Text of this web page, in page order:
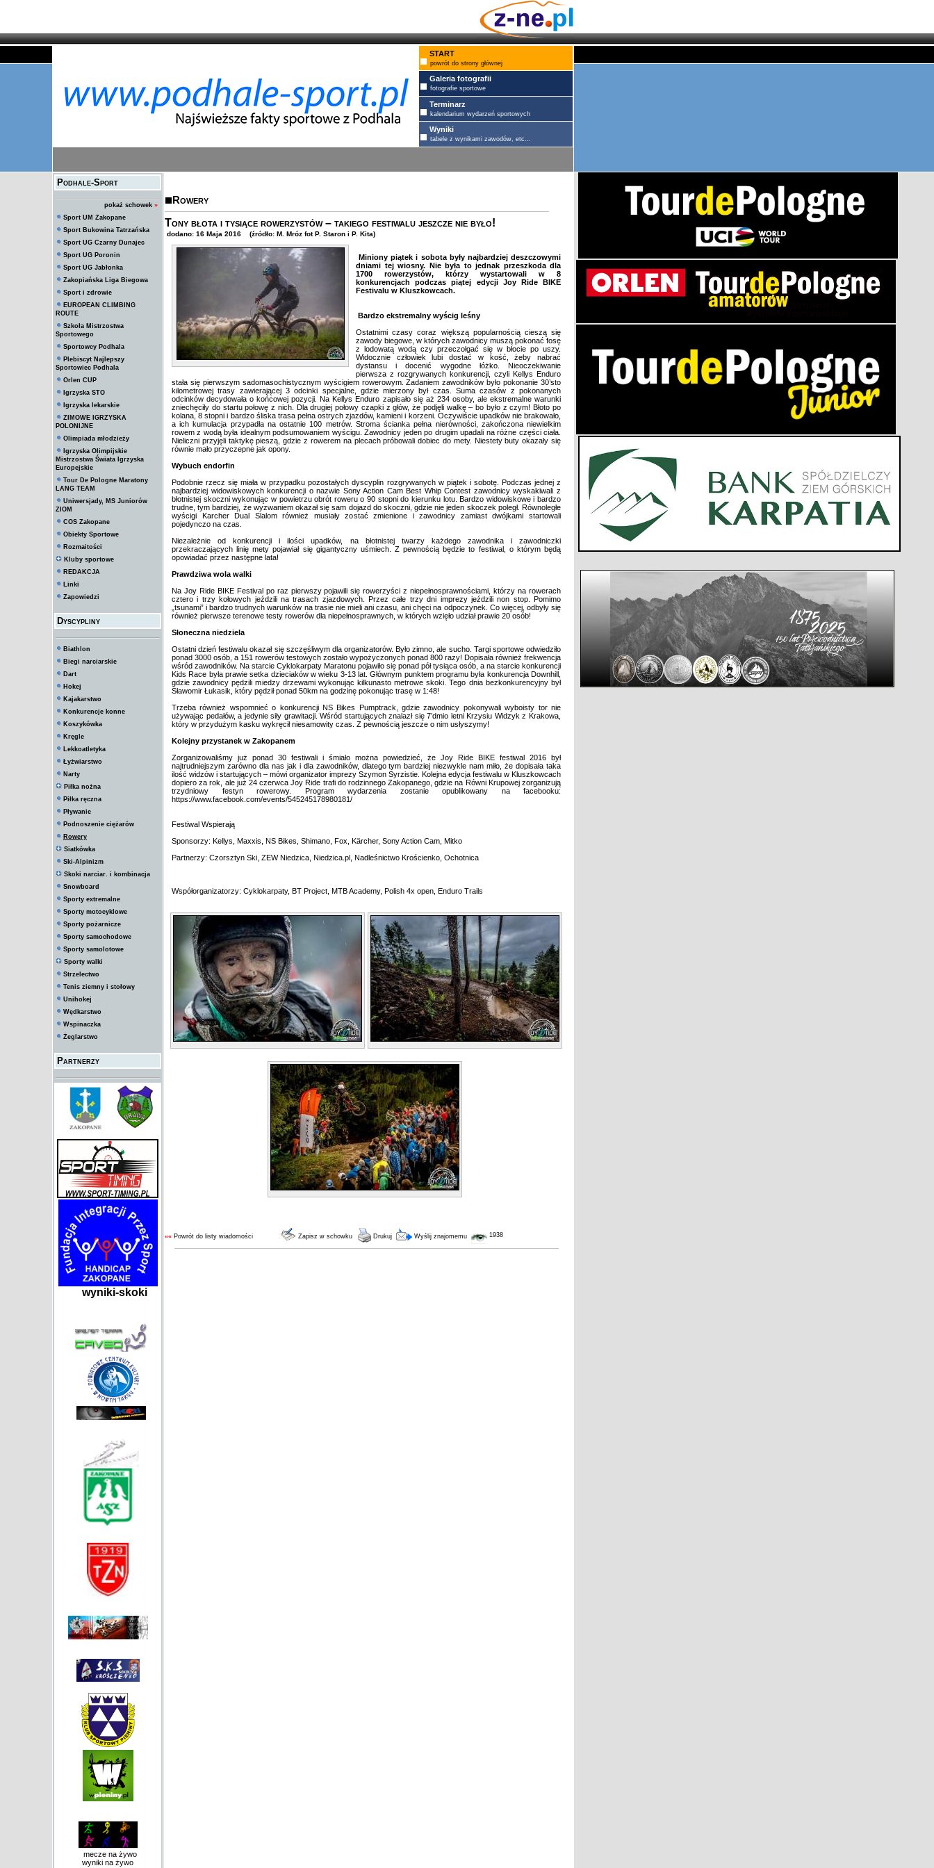
START
powrót do strony głównej
Galeria fotografii
fotografie sportowe
Terminarz
kalendarium wydarzeń sportowych
Wyniki
tabele z wynikami zawodów, etc...
Podhale-Sport
pokaż schowek »
Sport UM Zakopane
Sport Bukowina Tatrzańska
Sport UG Czarny Dunajec
Sport UG Poronin
Sport UG Jabłonka
Zakopiańska Liga Biegowa
Sport i zdrowie
EUROPEAN CLIMBING
ROUTE
Szkoła Mistrzostwa
Sportowego
Sportowcy Podhala
Plebiscyt Najlepszy
Sportowiec Podhala
Orlen CUP
Igrzyska STO
Igrzyska lekarskie
ZIMOWE IGRZYSKA
POLONIJNE
Olimpiada młodzieży
Igrzyska Olimpijskie
Mistrzostwa Świata Igrzyska
Europejskie
Tour De Pologne Maratony
LANG TEAM
Uniwersjady, MS Juniorów
ZIOM
COS Zakopane
Obiekty Sportowe
Rozmaitości
Kluby sportowe
REDAKCJA
Linki
Zapowiedzi
Dyscypliny
Biathlon
Biegi narciarskie
Dart
Hokej
Kajakarstwo
Konkurencje konne
Koszykówka
Kręgle
Lekkoatletyka
Łyżwiarstwo
Narty
Piłka nożna
Piłka ręczna
Pływanie
Podnoszenie ciężarów
Rowery
Siatkówka
Ski-Alpinizm
Skoki narciar. i kombinacja
Snowboard
Sporty extremalne
Sporty motocyklowe
Sporty pożarnicze
Sporty samochodowe
Sporty samolotowe
Sporty walki
Strzelectwo
Tenis ziemny i stołowy
Unihokej
Wędkarstwo
Wspinaczka
Żeglarstwo
Partnerzy
wyniki-skoki
mecze na żywo
wyniki na żywo
Rowery
Tony błota i tysiące rowerzystów – takiego festiwalu jeszcze nie było!
dodano: 16 Maja 2016 (źródło: M. Mróz fot P. Staron i P. Kita)
Miniony piątek i sobota były najbardziej deszczowymi
dniami tej wiosny. Nie była to jednak przeszkoda dla
1700 rowerzystów, którzy wystartowali w 8
konkurencjach podczas piątej edycji Joy Ride BIKE
Festivalu w Kluszkowcach.
Bardzo ekstremalny wyścig leśny
Ostatnimi czasy coraz większą popularnością cieszą się
zawody biegowe, w których zawodnicy muszą pokonać fosę
z lodowatą wodą czy przeczołgać się w błocie po uszy.
Widocznie człowiek lubi dostać w kość, żeby nabrać
dystansu i docenić wygodne łóżko. Nieoczekiwanie
pierwsza z rozgrywanych konkurencji, czyli Kellys Enduro
stała się pierwszym sadomasochistycznym wyścigiem rowerowym. Zadaniem zawodników było pokonanie 30’sto
kilometrowej trasy zawierającej 3 odcinki specjalne, gdzie mierzony był czas. Suma czasów z pokonanych
odcinków decydowała o końcowej pozycji. Na Kellys Enduro zapisało się aż 234 osoby, ale ekstremalne warunki
zniechęciły do startu połowę z nich. Dla drugiej połowy czapki z głów, że podjęli walkę – bo było z czym! Błoto po
kolana, 8 stopni i bardzo śliska trasa pełna ostrych zjazdów, kamieni i korzeni. Oczywiście upadków nie brakowało,
a ich kumulacja przypadła na ostatnie 100 metrów. Stroma ścianka pełna nierówności, zakończona niewielkim
rowem z wodą była idealnym podsumowaniem wyścigu. Zawodnicy jeden po drugim upadali na różne części ciała.
Nieliczni przyjęli taktykę pieszą, gdzie z rowerem na plecach próbowali dobiec do mety. Niestety buty okazały się
równie mało przyczepne jak opony.
Wybuch endorfin
Podobnie rzecz się miała w przypadku pozostałych dyscyplin rozgrywanych w piątek i sobotę. Podczas jednej z
najbardziej widowiskowych konkurencji o nazwie Sony Action Cam Best Whip Contest zawodnicy wyskakiwali z
błotnistej skoczni wykonując w powietrzu obrót roweru o 90 stopni do kierunku lotu. Bardzo widowiskowe i bardzo
trudne, tym bardziej, że wyzwaniem okazał się sam dojazd do skoczni, gdzie nie jeden skoczek poległ. Równoległe
wyścigi Karcher Dual Slalom również musiały zostać zmienione i zawodnicy zamiast dwójkami startowali
pojedynczo na czas.
Niezależnie od konkurencji i ilości upadków, na błotnistej twarzy każdego zawodnika i zawodniczki
przekraczających linię mety pojawiał się gigantyczny uśmiech. Z pewnością będzie to festiwal, o którym będą
opowiadać przez następne lata!
Prawdziwa wola walki
Na Joy Ride BIKE Festival po raz pierwszy pojawili się rowerzyści z niepełnosprawnościami, którzy na rowerach
cztero i trzy kołowych jeździli na trasach zjazdowych. Przez całe trzy dni imprezy jeździli non stop. Pomimo
„tsunami” i bardzo trudnych warunków na trasie nie mieli ani czasu, ani chęci na odpoczynek. Co więcej, odbyły się
również pierwsze terenowe testy rowerów dla niepełnosprawnych, w których wzięło udział prawie 20 osób!
Słoneczna niedziela
Ostatni dzień festiwalu okazał się szczęśliwym dla organizatorów. Było zimno, ale sucho. Targi sportowe odwiedziło
ponad 3000 osób, a 151 rowerów testowych zostało wypożyczonych ponad 800 razy! Dopisała również frekwencja
wśród zawodników. Na starcie Cyklokarpaty Maratonu pojawiło się ponad pół tysiąca osób, a na starcie konkurencji
Kids Race była prawie setka dzieciaków w wieku 3-13 lat. Głównym punktem programu była konkurencja Downhill,
gdzie zawodnicy pędzili miedzy drzewami wykonując kilkunasto metrowe skoki. Tego dnia bezkonkurencyjny był
Sławomir Łukasik, który pędził ponad 50km na godzinę pokonując trasę w 1:48!
Trzeba również wspomnieć o konkurencji NS Bikes Pumptrack, gdzie zawodnicy pokonywali wyboisty tor nie
używając pedałów, a jedynie siły grawitacji. Wśród startujących znalazł się 7’dmio letni Krzysiu Widzyk z Krakowa,
który w przydużym kasku wykręcił niesamowity czas. Z pewnością jeszcze o nim usłyszymy!
Kolejny przystanek w Zakopanem
Zorganizowaliśmy już ponad 30 festiwali i śmiało można powiedzieć, że Joy Ride BIKE festiwal 2016 był
najtrudniejszym zarówno dla nas jak i dla zawodników, dlatego tym bardziej niezwykle nam miło, że dopisała taka
ilość widzów i startujących – mówi organizator imprezy Szymon Syrzistie. Kolejna edycja festiwalu w Kluszkowcach
dopiero za rok, ale już 24 czerwca Joy Ride trafi do rodzinnego Zakopanego, gdzie na Równi Krupowej zorganizują
trzydniowy festyn rowerowy. Program wydarzenia zostanie opublikowany na facebooku:
https://www.facebook.com/events/545245178980181/
Festiwal Wspierają
Sponsorzy: Kellys, Maxxis, NS Bikes, Shimano, Fox, Kärcher, Sony Action Cam, Mitko
Partnerzy: Czorsztyn Ski, ZEW Niedzica, Niedzica.pl, Nadleśnictwo Krościenko, Ochotnica
Współorganizatorzy: Cyklokarpaty, BT Project, MTB Academy, Polish 4x open, Enduro Trails
«« Powrót do listy wiadomości Zapisz w schowku Drukuj Wyślij znajomemu 1938